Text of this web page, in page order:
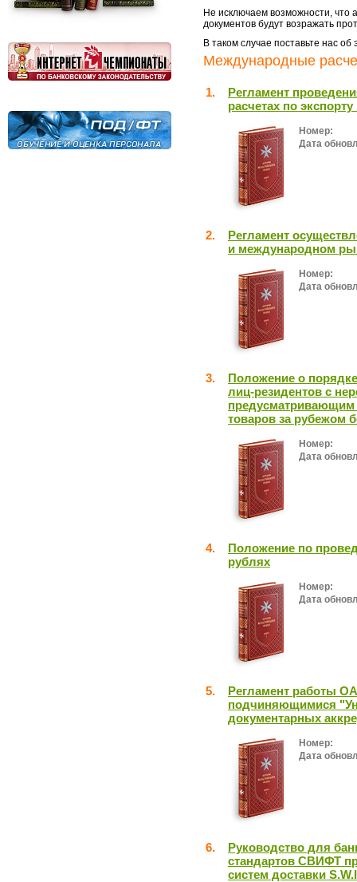
Не исключаем возможности, что
документов будут возражать
В таком случае поставьте нас
Международные
1.
Регламент
расчетах по
Номер:
Дата
2.
Регламент
и международном
Номер:
Дата
3.
Положение о
лиц-резидентов с
товаров за рубежом
Номер:
Дата
4.
Положение по
рублях
Номер:
Дата
5.
Регламент работы
подчиняющимися
документарных
Номер:
Дата
6.
Руководство для
стандартов СВИФТ
систем доставки